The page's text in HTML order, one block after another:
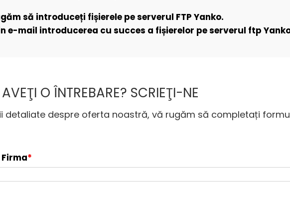
să introduceți fișierele pe serverul FTP Yanko.
e-mail introducerea cu succes a fișierelor pe serverul ftp
AVEŢI O ÎNTREBARE? SCRIEŢI-NE
detaliate despre oferta noastră, vă rugăm să completați
*